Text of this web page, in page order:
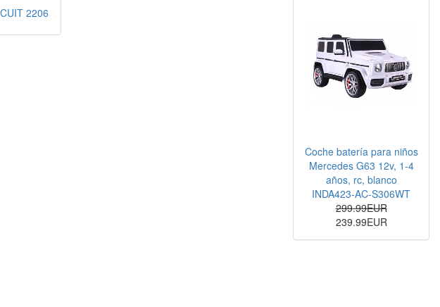
2206
Coche batería para niños
Mercedes G63 12v, 1-4
años, rc, blanco
INDA423-AC-S306WT
299.99EUR
239.99EUR